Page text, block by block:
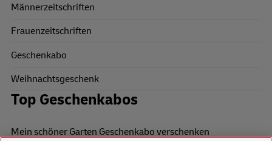
Männerzeitschriften
Frauenzeitschriften
Geschenkabo
Weihnachtsgeschenk
Top Geschenkabos
Mein schöner Garten Geschenkabo verschenken